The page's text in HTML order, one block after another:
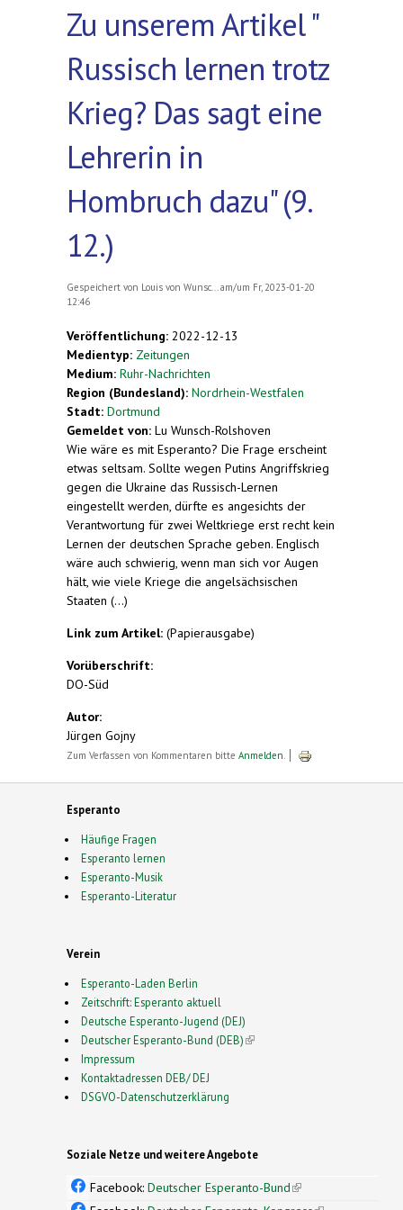
Zu unserem Artikel "
Russisch lernen trotz
Krieg? Das sagt eine
Lehrerin in
Hombruch dazu" (9.
12.)
Gespeichert von Louis von Wunsc...
am/um Fr, 2023-01-20
12:46
Veröffentlichung: 2022-12-13
Medientyp: Zeitungen
Medium: Ruhr-Nachrichten
Region (Bundesland): Nordrhein-Westfalen
Stadt: Dortmund
Gemeldet von: Lu Wunsch-Rolshoven
Wie wäre es mit Esperanto? Die Frage erscheint
etwas seltsam. Sollte wegen Putins Angriffskrieg
gegen die Ukraine das Russisch-Lernen
eingestellt werden, dürfte es angesichts der
Verantwortung für zwei Weltkriege erst recht kein
Lernen der deutschen Sprache geben. Englisch
wäre auch schwierig, wenn man sich vor Augen
hält, wie viele Kriege die angelsächsischen
Staaten (...)
Link zum Artikel: (Papierausgabe)
Vorüberschrift:
DO-Süd
Autor:
Jürgen Gojny
Zum Verfassen von Kommentaren bitte Anmelden
Esperanto
Häufige Fragen
Esperanto lernen
Esperanto-Musik
Esperanto-Literatur
Verein
Esperanto-Laden Berlin
Zeitschrift: Esperanto aktuell
Deutsche Esperanto-Jugend (DEJ)
Deutscher Esperanto-Bund (DEB)(link is external)
Impressum
Kontaktadressen DEB/ DEJ
DSGVO-Datenschutzerklärung
Soziale Netze und weitere Angebote
Facebook: Deutscher Esperanto-Bund(link is
external)